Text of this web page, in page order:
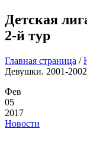
Детская
2-й тур
Главная страница /
Девушки. 2001-
Фев
05
2017
Новости